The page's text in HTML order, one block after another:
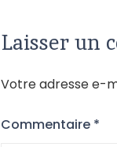
Laisser un
Votre adresse e-
Commentaire *